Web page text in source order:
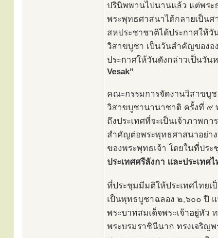
ปรินิพพานไปนานแล้ว แต่พระ
พระพุทธศาสนาได้กลายเป็น
สหประชาชาติได้ประกาศให้
วิสาขบูชา เป็นวันสำคัญของอ
ประกาศให้วันดังกล่าวเป็นวั
Vesak”
คณะกรรมการจัดงานวิสาขบูช
วิสาขบูชานานาชาติ ครั้งที่ ๙
ถึงประเทศที่จะเป็นเจ้าภาพ
สำคัญต่อพระพุทธศาสนาอย่าง
ของพระพุทธเจ้า โดยในที่ปร
ประเทศศรีลังกา และประเทศไ
ที่ประชุมมีมติให้ประเทศไทยเ
เป็นพุทธบูชาฉลอง ๒,๖๐๐ ปี
พระบาทสมเด็จพระเจ้าอยู่หัว
พระบรมราชินีนาถ ทรงเจริญ